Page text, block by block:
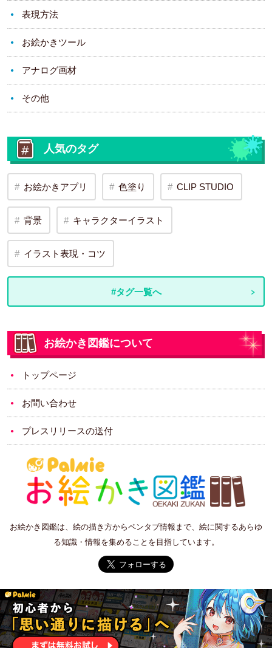
表現方法
お絵かきツール
アナログ画材
その他
人気のタグ
お絵かきアプリ 色塗り CLIP STUDIO
背景 キャラクターイラスト
イラスト表現・コツ
#タグ一覧へ
お絵かき図鑑について
トップページ
お問い合わせ
プレスリリースの送付
お絵かき図鑑は、絵の描き方からペンタブ情報まで、絵に関するあらゆ
る知識・情報を集めることを目指しています。